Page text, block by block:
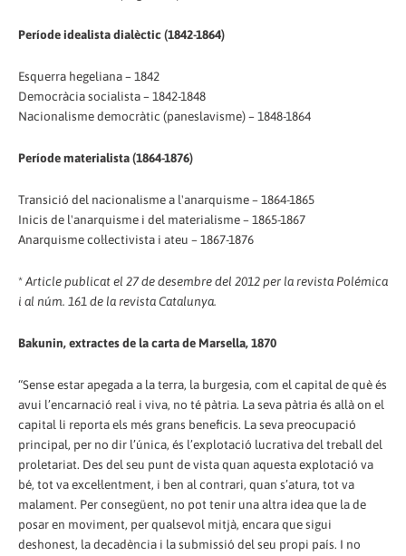
Període idealista dialèctic (1842-1864)
Esquerra hegeliana – 1842
Democràcia socialista – 1842-1848
Nacionalisme democràtic (paneslavisme) – 1848-1864
Període materialista (1864-1876)
Transició del nacionalisme a l'anarquisme – 1864-1865
Inicis de l'anarquisme i del materialisme – 1865-1867
Anarquisme col·lectivista i ateu – 1867-1876
*Article publicat el 27 de desembre del 2012 per la revista Polémica
i al núm. 161 de la revista Catalunya.
Bakunin, extractes de la carta de Marsella, 1870
“Sense estar apegada a la terra, la burgesia, com el capital de què és
avui l’encarnació real i viva, no té pàtria. La seva pàtria és allà on el
capital li reporta els més grans beneficis. La seva preocupació
principal, per no dir l’única, és l’explotació lucrativa del treball del
proletariat. Des del seu punt de vista quan aquesta explotació va
bé, tot va excel·lentment, i ben al contrari, quan s’atura, tot va
malament. Per consegüent, no pot tenir una altra idea que la de
posar en moviment, per qualsevol mitjà, encara que sigui
deshonest, la decadència i la submissió del seu propi país. I no